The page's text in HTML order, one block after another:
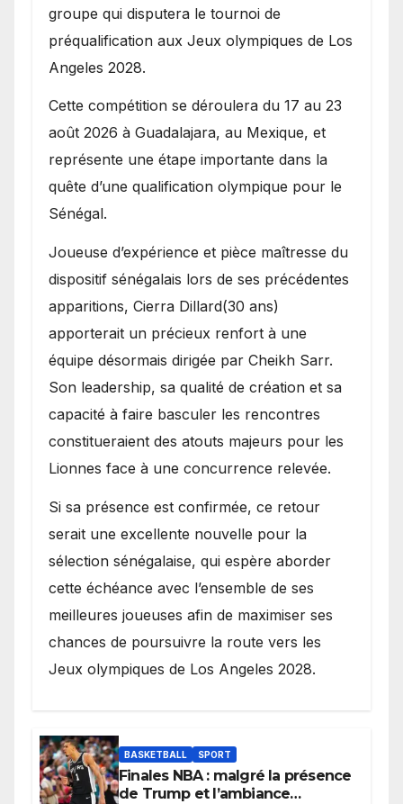
groupe qui disputera le tournoi de
préqualification aux Jeux olympiques de Los
Angeles 2028.
Cette compétition se déroulera du 17 au 23
août 2026 à Guadalajara, au Mexique, et
représente une étape importante dans la
quête d’une qualification olympique pour le
Sénégal.
Joueuse d’expérience et pièce maîtresse du
dispositif sénégalais lors de ses précédentes
apparitions, Cierra Dillard(30 ans)
apporterait un précieux renfort à une
équipe désormais dirigée par Cheikh Sarr.
Son leadership, sa qualité de création et sa
capacité à faire basculer les rencontres
constitueraient des atouts majeurs pour les
Lionnes face à une concurrence relevée.
Si sa présence est confirmée, ce retour
serait une excellente nouvelle pour la
sélection sénégalaise, qui espère aborder
cette échéance avec l’ensemble de ses
meilleures joueuses afin de maximiser ses
chances de poursuivre la route vers les
Jeux olympiques de Los Angeles 2028.
BASKETBALL SPORT
Finales NBA : malgré la présence
de Trump et l’ambiance